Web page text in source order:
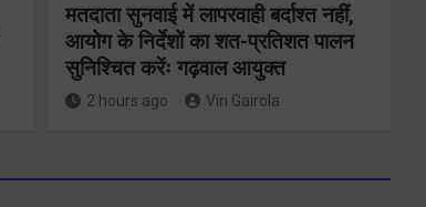
मतदाता सुनवाई में लापरवाही बर्दाश्त नहीं,
आयोग के निर्देशों का शत-प्रतिशत पालन
सुनिश्चित करेंः गढ़वाल आयुक्त
2 hours ago Viri Gairola